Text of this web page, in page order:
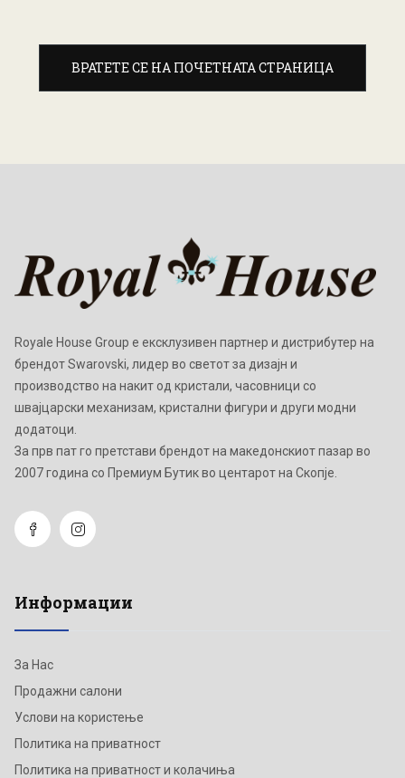
ВРАТЕТЕ СЕ НА ПОЧЕТНАТА СТРАНИЦА
Royale House Group е ексклузивен партнер и дистрибутер на
брендот Swarovski, лидер во светот за дизајн и
производство на накит од кристали, часовници со
швајцарски механизам, кристални фигури и други модни
додатоци.
Зa прв пат го претстави брендот на македонскиот пазар во
2007 година со Премиум Бутик во центарот на Скопје.
Информации
За Нас
Продажни салони
Услови на користење
Политика на приватност
Политика на приватност и колачиња